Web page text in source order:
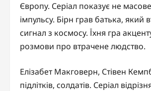
Європу. Серіал показує не
імпульсу. Бірн грав батька, який
сигнал з космосу. Їхня гра
розмови про втрачене людство.
Елізабет Макговерн, Стівен
підлітків, солдатів. Серіал